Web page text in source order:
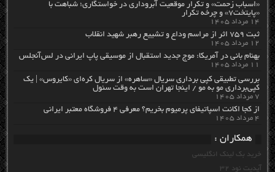
«اسباب زحمت» و تکرار موقعیت آبروداری در خواستگاری؛ شباهت با
«پایتخت۷» و چرخه تکرار
۱۴ مرداد ۱۴۰۵
ثبت ۷۵۹ اثر از مراسم وداع و تشییع رهبر شهید انقلاب
۱۲ مرداد ۱۴۰۵
بهنام بانی در آمریکا: موج جدید استقبال از موسیقی پاپ ایرانی در لس‌آنجلس
۱۱ مرداد ۱۴۰۵
بررسی تطبیقی کپی برداری سریال «ساهره» از سریال کره‌ای «کایروس» | یک
کپی‌برداری مو به مو / اینجا تهران است به وقت سئول
۷ مرداد ۱۴۰۵
از کجا اکانت اسپاتیفای پرمیوم بخریم؟ معرفی ۴ فروشگاه معتبر ایرانی
۴ مرداد ۱۴۰۵
همکاران :
خرید بک لینک انگلیسی
آپدیت نود 32